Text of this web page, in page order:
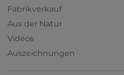
Fabrikverkauf
Aus der Natur
Videos
Auszeichnungen